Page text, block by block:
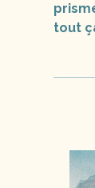
tout